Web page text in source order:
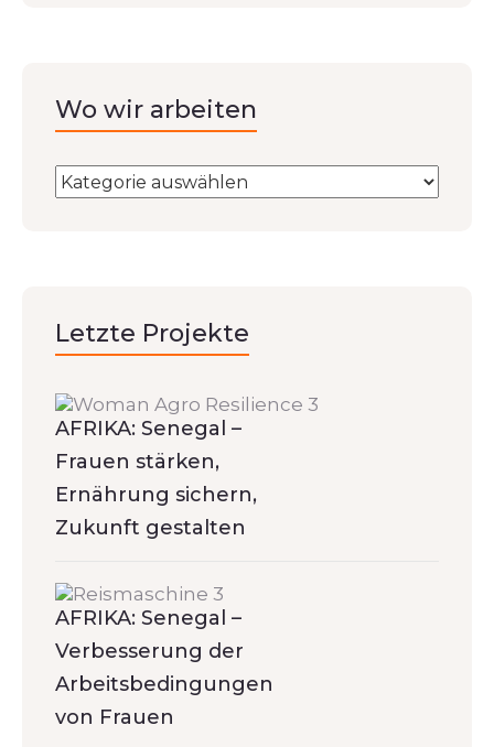
Wo wir arbeiten
Letzte Projekte
AFRIKA: Senegal –
Frauen stärken,
Ernährung sichern,
Zukunft gestalten
AFRIKA: Senegal –
Verbesserung der
Arbeitsbedingungen
von Frauen